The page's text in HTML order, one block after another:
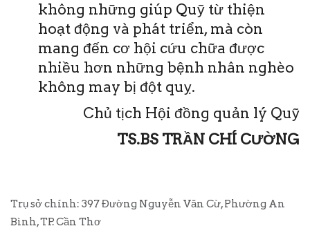
không những giúp Quỹ từ thiện
hoạt động và phát triển, mà còn
mang đến cơ hội cứu chữa được
nhiều hơn những bệnh nhân nghèo
không may bị đột quỵ.
Chủ tịch Hội đồng quản lý Quỹ
TS.BS TRẦN CHÍ CƯỜNG
Trụ sở chính: 397 Đường Nguyễn Văn Cừ, Phường An
Bình, TP. Cần Thơ